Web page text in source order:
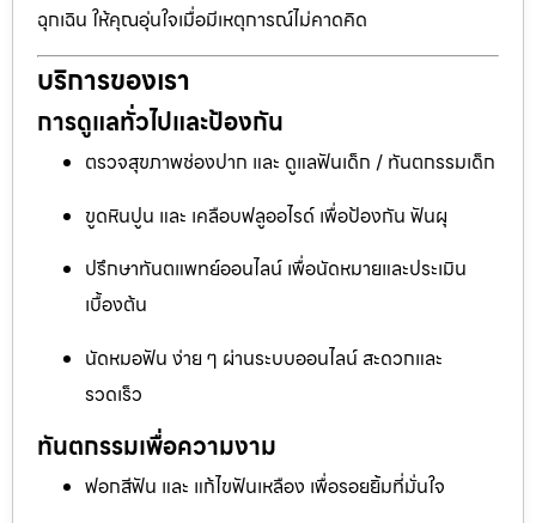
ฉุกเฉิน ให้คุณอุ่นใจเมื่อมีเหตุการณ์ไม่คาดคิด
บริการของเรา
การดูแลทั่วไปและป้องกัน
ตรวจสุขภาพช่องปาก และ ดูแลฟันเด็ก / ทันตกรรมเด็ก
ขูดหินปูน และ เคลือบฟลูออไรด์ เพื่อป้องกัน ฟันผุ
ปรึกษาทันตแพทย์ออนไลน์ เพื่อนัดหมายและประเมิน
เบื้องต้น
นัดหมอฟัน ง่าย ๆ ผ่านระบบออนไลน์ สะดวกและ
รวดเร็ว
ทันตกรรมเพื่อความงาม
ฟอกสีฟัน และ แก้ไขฟันเหลือง เพื่อรอยยิ้มที่มั่นใจ